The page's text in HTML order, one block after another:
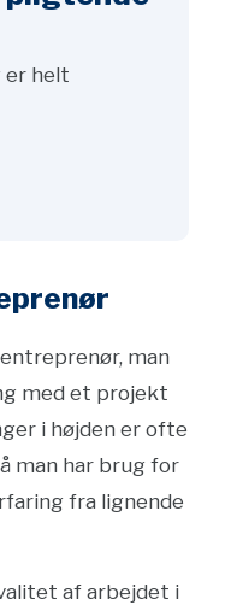
er helt
man
med et projekt
i højden er ofte
man har brug for
fra lignende
af arbejdet i